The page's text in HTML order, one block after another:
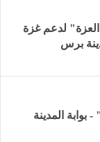
الـ250 من "زاد العزة" لدعم غزة
برس
تحطم مقاتلة أميركية من طراز "إف-35" - بوابة المدينة